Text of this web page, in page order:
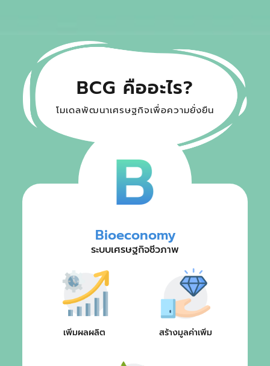
BCG คืออะไร?
โมเดลพัฒนาเศรษฐกิจเพื่อความยั่งยืน
Bioeconomy
ระบบเศรษฐกิจชีวภาพ
เพิ่มผลผลิต สร้างมูลค่าเพิ่ม